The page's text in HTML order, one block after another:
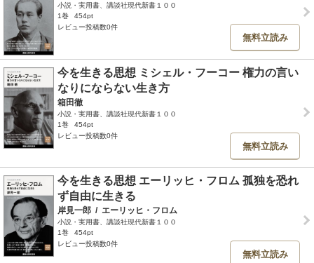
小説・実用書、講談社現代新書１００
1巻
454pt
レビュー投稿数0件
無料立読み
今を生きる思想 ミシェル・フーコー 権力の言い
なりにならない生き方
箱田徹
小説・実用書、講談社現代新書１００
1巻
454pt
レビュー投稿数0件
無料立読み
今を生きる思想 エーリッヒ・フロム 孤独を恐れ
ず自由に生きる
岸見一郎 / エーリッヒ・フロム
小説・実用書、講談社現代新書１００
1巻
454pt
レビュー投稿数0件
無料立読み